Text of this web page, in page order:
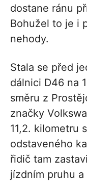
dostane ránu
Bohužel to je i
nehody.
Stala se před
dálnici D46 na
směru z
značky
11,2. kilometru
odstaveného
řidič tam
jízdním pruhu